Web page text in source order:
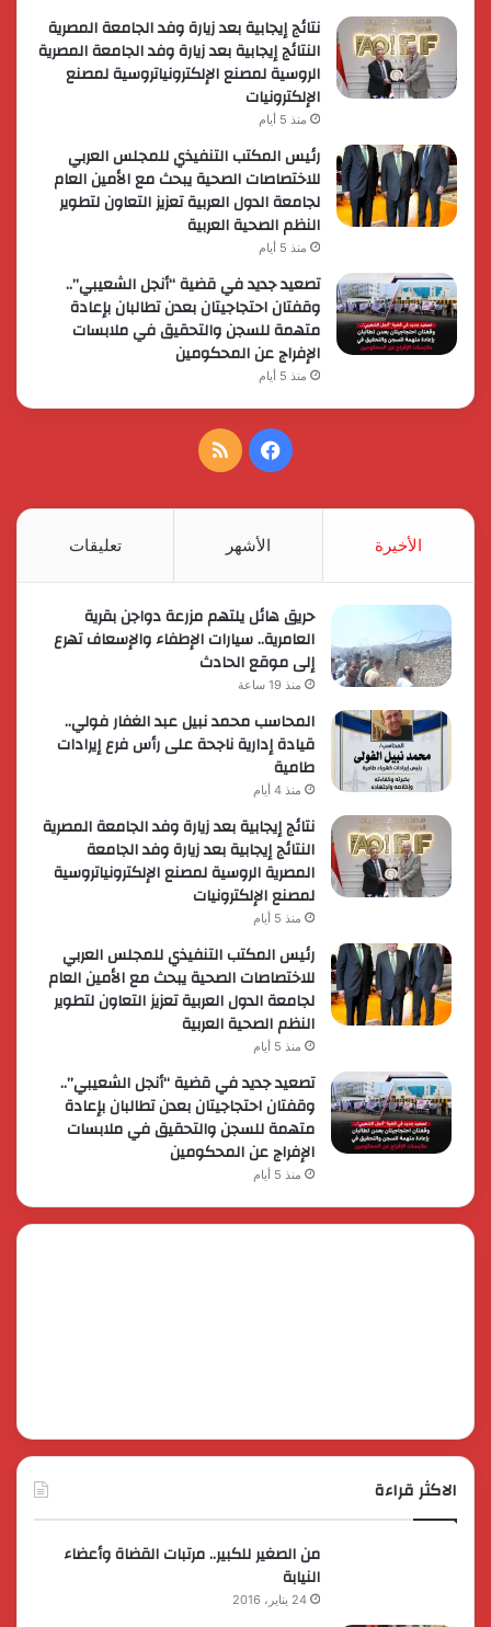
نتائج إيجابية بعد زيارة وفد الجامعة المصرية
النتائج إيجابية بعد زيارة وفد الجامعة المصرية
الروسية لمصنع الإلكترونياتروسية لمصنع
الإلكترونيات
منذ 5 أيام
رئيس المكتب التنفيذي للمجلس العربي
للاختصاصات الصحية يبحث مع الأمين العام
لجامعة الدول العربية تعزيز التعاون لتطوير
النظم الصحية العربية
منذ 5 أيام
تصعيد جديد في قضية “أنجل الشعيبي”..
وقفتان احتجاجيتان بعدن تطالبان بإعادة
متهمة للسجن والتحقيق في ملابسات
الإفراج عن المحكومين
منذ 5 أيام
فيسبوكملخص
الأخيرة الأشهر تعليقات
حريق هائل يلتهم مزرعة دواجن بقرية
العامرية.. سيارات الإطفاء والإسعاف تهرع
إلى موقع الحادث
منذ 19 ساعة
المحاسب محمد نبيل عبد الغفار فولي..
قيادة إدارية ناجحة على رأس فرع إيرادات
طامية
منذ 4 أيام
نتائج إيجابية بعد زيارة وفد الجامعة المصرية
النتائج إيجابية بعد زيارة وفد الجامعة
المصرية الروسية لمصنع الإلكترونياتروسية
لمصنع الإلكترونيات
منذ 5 أيام
رئيس المكتب التنفيذي للمجلس العربي
للاختصاصات الصحية يبحث مع الأمين العام
لجامعة الدول العربية تعزيز التعاون لتطوير
النظم الصحية العربية
منذ 5 أيام
تصعيد جديد في قضية “أنجل الشعيبي”..
وقفتان احتجاجيتان بعدن تطالبان بإعادة
متهمة للسجن والتحقيق في ملابسات
الإفراج عن المحكومين
منذ 5 أيام
الاكثر قراءة
من الصغير للكبير.. مرتبات القضاة وأعضاء
النيابة
24 يناير، 2016